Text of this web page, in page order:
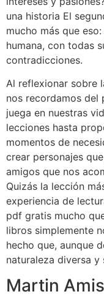
una historia El
mucho más que
humana, con todas
contradicciones.
Al reflexionar sobre
nos recordamos del
juega en nuestras
lecciones hasta
momentos de
crear personajes
amigos que nos
Quizás la lección
experiencia de
pdf gratis mucho
libros simplemente
hecho que, aunque
naturaleza diversa
Martin